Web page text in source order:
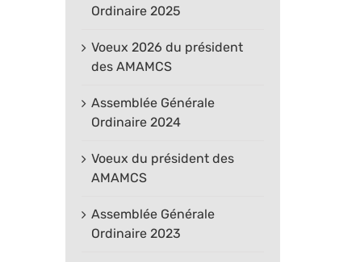
Ordinaire 2025
Voeux 2026 du président
des AMAMCS
Assemblée Générale
Ordinaire 2024
Voeux du président des
AMAMCS
Assemblée Générale
Ordinaire 2023